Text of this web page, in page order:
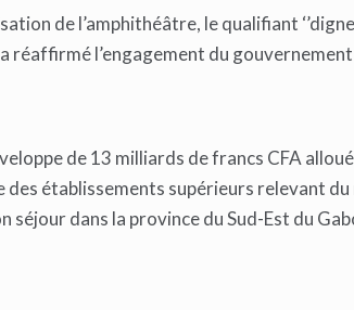
de l’amphithéâtre, le qualifiant
réaffirmé l’engagement du
de 13 milliards de francs CFA
établissements supérieurs relevant
séjour dans la province du Sud-Est du